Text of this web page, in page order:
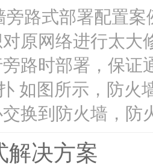
旁路式部署配置
原网络进行太大
路时部署，保证
如图所示，防火
换到防火墙，防
决方案